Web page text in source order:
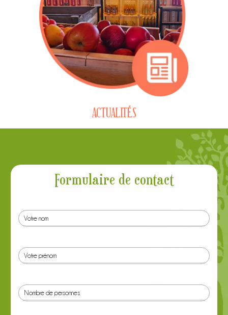
ACTUALITÉS
ACTUALITÉS
En savoir plus
Formulaire de contact